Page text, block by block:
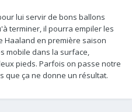
lui servir de bons ballons
terminer, il pourra empiler les
Haaland en première saison
mobile dans la surface,
pieds. Parfois on passe notre
que ça ne donne un résultat.